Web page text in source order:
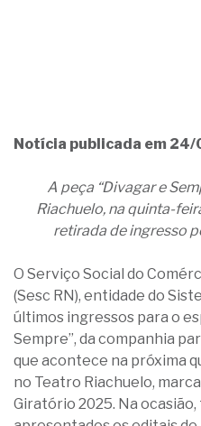
Notícia publicada em
A peça “Divagar e
Riachuelo, na quinta-
retirada de ingresso
O Serviço Social do
(Sesc RN), entidade do
últimos ingressos para o
Sempre”, da companhia
que acontece na próxima
no Teatro Riachuelo,
Giratório 2025. Na